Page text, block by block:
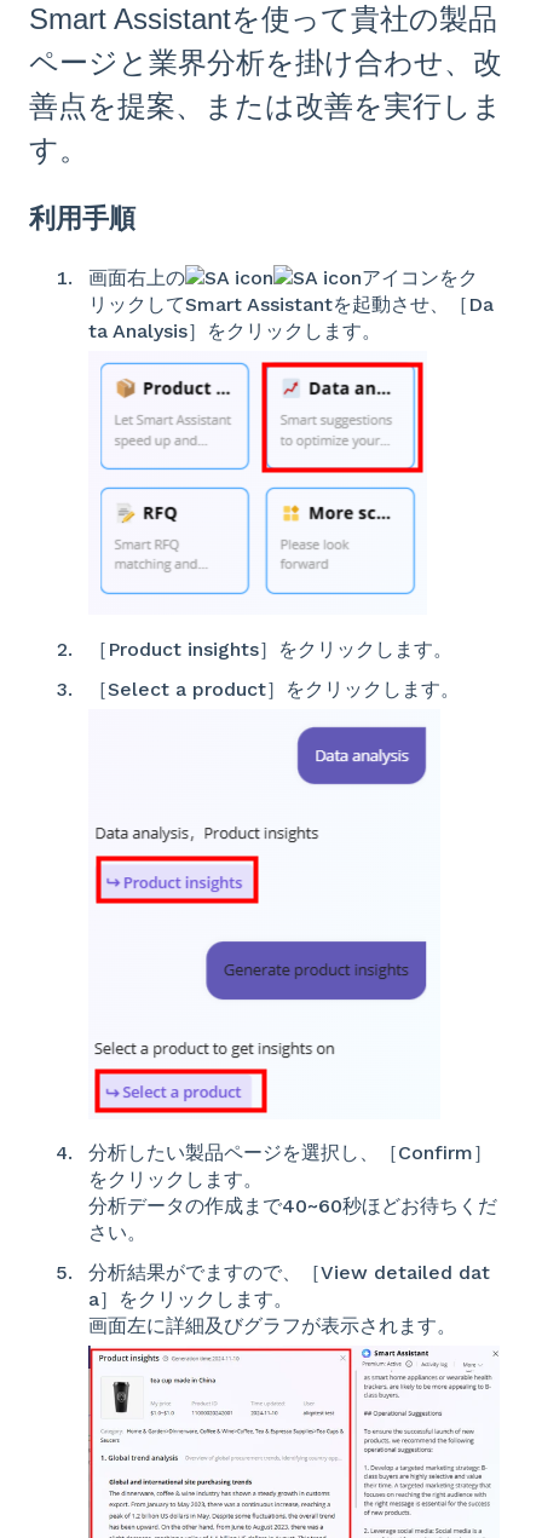
Smart Assistantを使って貴社の製品
ページと業界分析を掛け合わせ、改
善点を提案、または改善を実行しま
す。
利用手順
画面右上の
アイコンをク
リックしてSmart Assistantを起動させ、［Da
ta Analysis］をクリックします。
［Product insights］をクリックします。
［Select a product］をクリックします。
分析したい製品ページを選択し、［Confirm］
をクリックします。
分析データの作成まで40~60秒ほどお待ちくだ
さい。
分析結果がでますので、［View detailed dat
a］をクリックします。
画面左に詳細及びグラフが表示されます。